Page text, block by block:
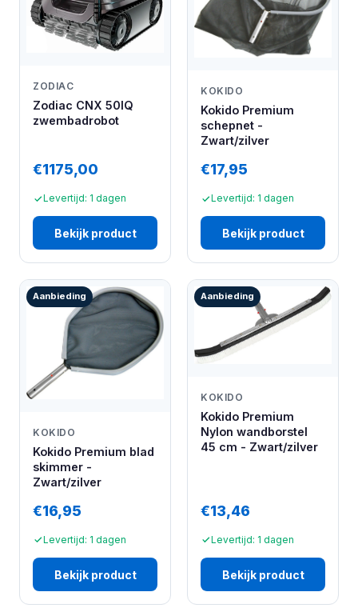
ZODIAC
Zodiac CNX 50IQ
zwembadrobot
€1175,00
Levertijd: 1 dagen
Bekijk product
KOKIDO
Kokido Premium
schepnet -
Zwart/zilver
€17,95
Levertijd: 1 dagen
Bekijk product
Aanbieding
KOKIDO
Kokido Premium blad
skimmer -
Zwart/zilver
€16,95
Levertijd: 1 dagen
Bekijk product
Aanbieding
KOKIDO
Kokido Premium
Nylon wandborstel
45 cm - Zwart/zilver
€13,46
Levertijd: 1 dagen
Bekijk product